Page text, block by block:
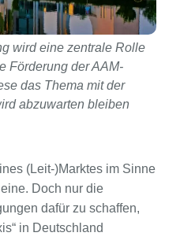
wird eine zentrale Rolle
Förderung der AAM-
das Thema mit der
abzuwarten bleiben
(Leit-)Marktes im Sinne
Doch nur die
dafür zu schaffen,
in Deutschland